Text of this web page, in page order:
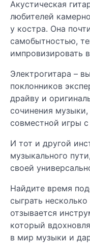
Акустическая
любителей
у костра. Она
самобытностью,
импровизировать
Электрогитара –
поклонников
драйву и
сочинения
совместной игры
И тот и другой
музыкального
своей
Найдите время
сыграть
отзывается
который
в мир музыки и